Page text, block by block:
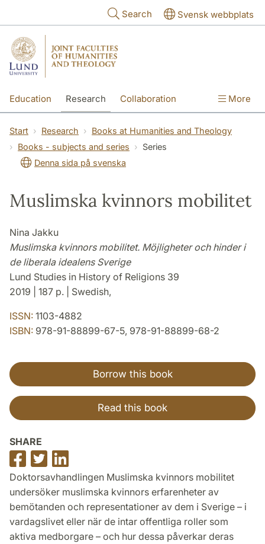
Search Svensk webbplats
Education Research Collaboration More
Start Research
Books at Humanities and Theology
Books - subjects and series
Series
Denna sida på svenska
Muslimska kvinnors mobilitet
Nina Jakku
Muslimska kvinnors mobilitet. Möjligheter och hinder i
de liberala idealens Sverige
Lund Studies in History of Religions 39
2019 | 187 p. | Swedish,
ISSN: 1103-4882
ISBN: 978-91-88899-67-5, 978-91-88899-68-2
Borrow this book
Read this book
SHARE
Share
on
Facebook
Share
on
Twitter
on
LinkedIn
Doktorsavhandlingen Muslimska kvinnors mobilitet
undersöker muslimska kvinnors erfarenheter av
bemötanden och representationer av dem i Sverige – i
vardagslivet eller när de intar offentliga roller som
aktiva medborgare – och hur dessa påverkar deras